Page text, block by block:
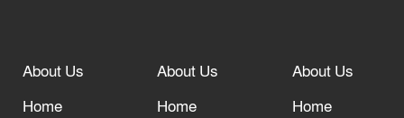
About Us
Home
About Us
Home
About Us
Home